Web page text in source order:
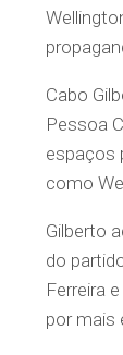
Cabo
Pessoa
espaços
como
Gilberto
do
Ferreira
por mais